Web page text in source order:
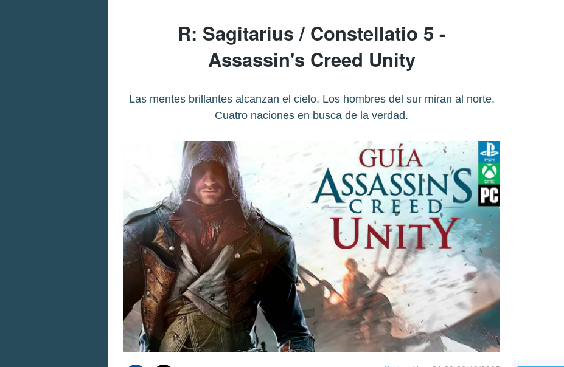
R: Sagitarius / Constellatio 5 -
Assassin's Creed Unity
Las mentes brillantes alcanzan el cielo. Los hombres del sur miran al norte.
Cuatro naciones en busca de la verdad.